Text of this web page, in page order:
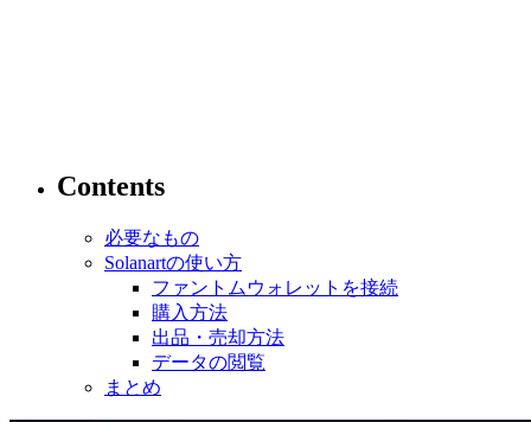
Contents
必要なもの
Solanartの使い方
ファントムウォレットを接続
購入方法
出品・売却方法
データの閲覧
まとめ